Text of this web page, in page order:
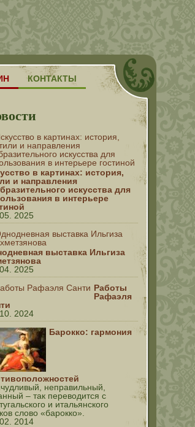
КОНТАКТЫ
в картинах: история,
и направления
искусства для
в интерьере
2025
выставка Ильгиза
2025
Работы
Рафаэля
2024
Барокко: гармония
неправильный,
– так переводится с
и итальянского
слово «барокко».
2014